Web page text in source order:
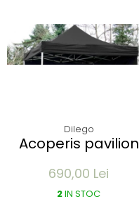
Dilego
Acoperis pavilion
diverse culori
690,00 Lei
2IN STOC